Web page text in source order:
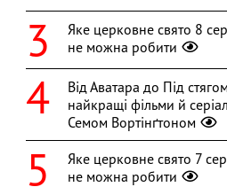
Яке церковне свято 8
не можна робити
Від Аватара до Під
найкращі фільми й
Семом Вортінґтоном
Яке церковне свято 7
не можна робити